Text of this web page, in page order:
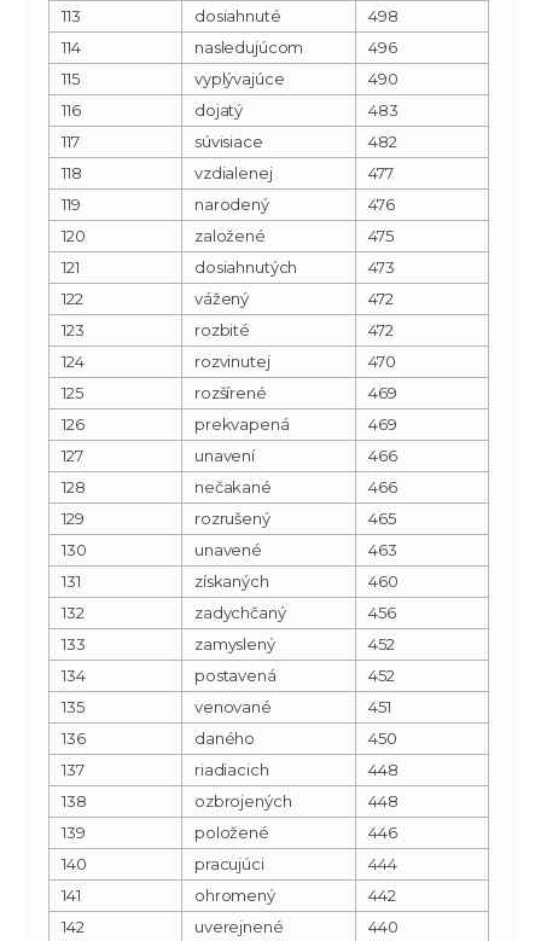
113
dosiahnuté
498
114
nasledujúcom
496
115
vyplývajúce
490
116
dojatý
483
117
súvisiace
482
118
vzdialenej
477
119
narodený
476
120
založené
475
121
dosiahnutých
473
122
vážený
472
123
rozbité
472
124
rozvinutej
470
125
rozšírené
469
126
prekvapená
469
127
unavení
466
128
nečakané
466
129
rozrušený
465
130
unavené
463
131
získaných
460
132
zadychčaný
456
133
zamyslený
452
134
postavená
452
135
venované
451
136
daného
450
137
riadiacich
448
138
ozbrojených
448
139
položené
446
140
pracujúci
444
141
ohromený
442
142
uverejnené 440